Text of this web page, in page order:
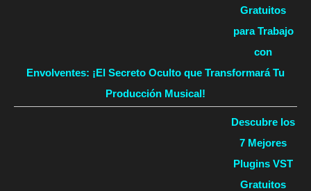
Gratuitos
para Trabajo
con
Envolventes: ¡El Secreto Oculto que Transformará Tu
Producción Musical!
Descubre los
7 Mejores
Plugins VST
Gratuitos